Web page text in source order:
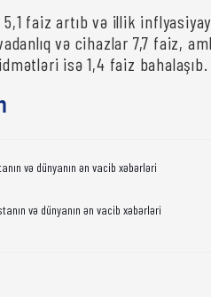
faiz artıb və illik
və cihazlar 7,7 faiz,
isə 1,4 faiz bahalaşıb.
və dünyanın ən vacib xəbərləri
və dünyanın ən vacib xəbərləri